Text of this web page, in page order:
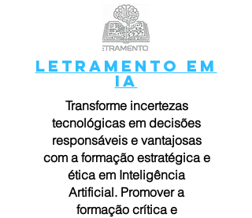
LETRAMENTO EM
IA
Transforme incertezas
tecnológicas em decisões
responsáveis e vantajosas
com a formação estratégica e
ética em Inteligência
Artificial. Promover a
formação crítica e